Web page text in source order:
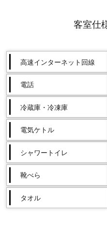
客室仕
高速インターネット回線
電話
冷蔵庫・冷凍庫
電気ケトル
シャワートイレ
靴べら
タオル